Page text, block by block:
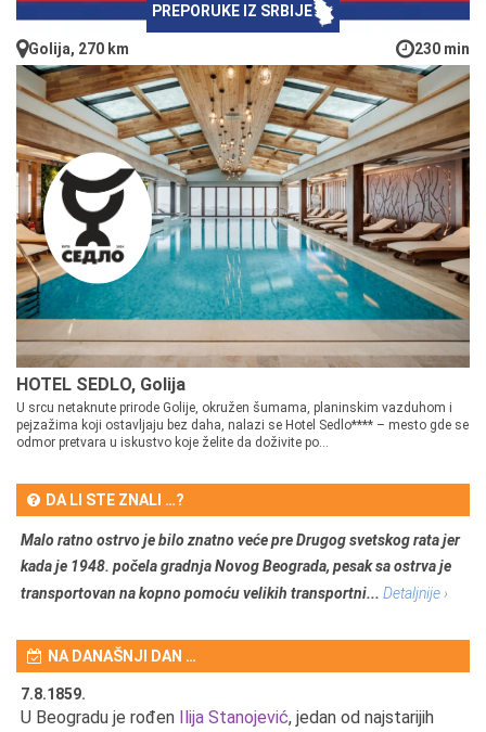
PREPORUKE IZ SRBIJE
Golija, 270 km 230 min
HOTEL SEDLO, Golija
U srcu netaknute prirode Golije, okružen šumama, planinskim vazduhom i
pejzažima koji ostavljaju bez daha, nalazi se Hotel Sedlo**** – mesto gde se
odmor pretvara u iskustvo koje želite da doživite po...
DA LI STE ZNALI …?
Malo ratno ostrvo je bilo znatno veće pre Drugog svetskog rata jer
kada je 1948. počela gradnja Novog Beograda, pesak sa ostrva je
transportovan na kopno pomoću velikih transportni... Detaljnije ›
NA DANAŠNJI DAN …
7.8.1859.
U Beogradu je rođen Ilija Stanojević, jedan od najstarijih